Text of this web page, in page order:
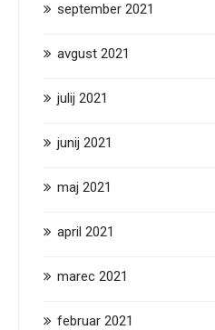
september 2021
avgust 2021
julij 2021
junij 2021
maj 2021
april 2021
marec 2021
februar 2021